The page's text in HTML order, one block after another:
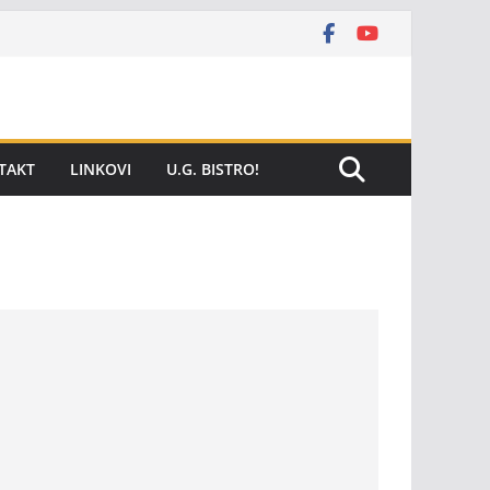
LINKOVI U.G. BISTRO!